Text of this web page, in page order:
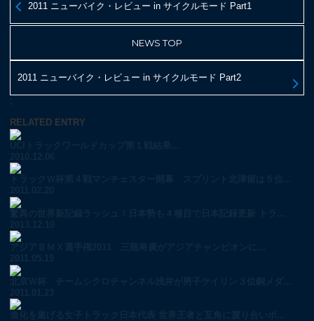
2011 ニューバイク・レビュー in サイクルモード Part1
NEWS TOP
2011 ニューバイク・レビュー in サイクルモード Part2
;
RELATED ENTRY